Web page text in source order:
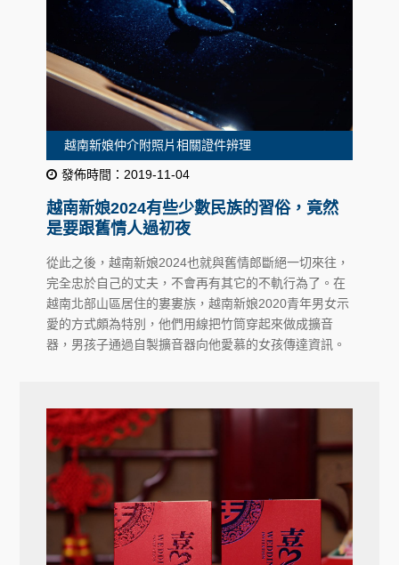
越南新娘仲介附照片相關證件辨理
發佈時間：2019-11-04
越南新娘2024有些少數民族的習俗，竟然
是要跟舊情人過初夜
從此之後，越南新娘2024也就與舊情郎斷絕一切來往，
完全忠於自己的丈夫，不會再有其它的不軌行為了。在
越南北部山區居住的婁婁族，越南新娘2020青年男女示
愛的方式頗為特別，他們用線把竹筒穿起來做成擴音
器，男孩子通過自製擴音器向他愛慕的女孩傳達資訊。